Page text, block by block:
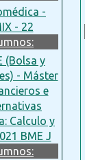
-
- 22
(Bolsa y
- Máster
e
Calculo y
BME J